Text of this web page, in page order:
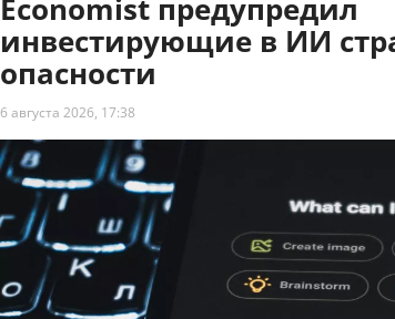
Economist предупредил
инвестирующие в ИИ
опасности
6 августа 2026, 17:38